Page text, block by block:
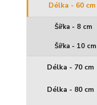
Délka - 60 cm
Šířka - 8 cm
Šířka - 10 cm
Délka - 70 cm
Délka - 80 cm